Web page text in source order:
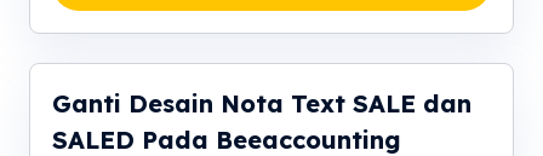
Ganti Desain Nota Text SALE dan
SALED Pada Beeaccounting